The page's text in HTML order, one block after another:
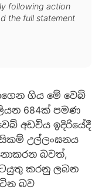
following action
the full statement
ගිය මේ වෙබ්
684ක් පමණ
අඩවිය ඉදිරියේදී
උල්ලංඝනය
බවත්,
කරනු ලබන
බව